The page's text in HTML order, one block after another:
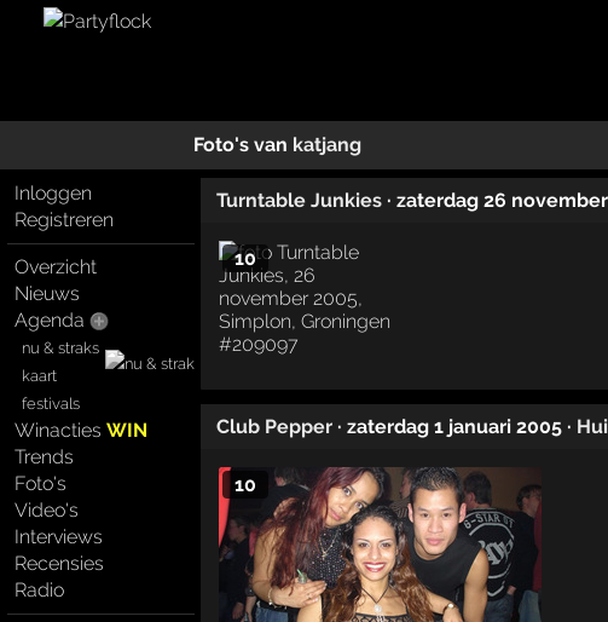
Foto's van katjang
Inloggen
Registreren
Overzicht
Nieuws
Agenda
nu & straks
kaart
festivals
WinactiesWIN
Trends
Foto's
Video's
Interviews
Recensies
Radio
Turntable Junkies · zaterdag 26
10
Club Pepper · zaterdag 1 januari 2005 ·
10